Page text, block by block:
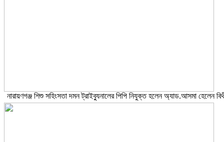
নারায়ণগঞ্জ শিশু সহিংসতা দমন ট্রাইব্যুনালের পিপি নিযুক্ত হলেন অ্যাড.আসমা হেলেন